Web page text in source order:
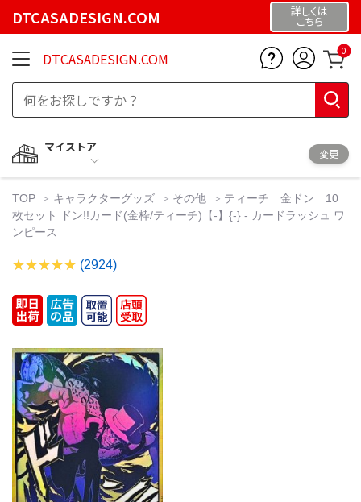
DTCASADESIGN.COM 詳しくは
こちら
DTCASADESIGN.COM 0
マイストア
変更
TOP キャラクターグッズ その他
ティーチ 金ドン 10
枚セット ドン!!カード(金枠/ティーチ)【-】{-} - カードラッシュ ワ
ンピース
(2924)